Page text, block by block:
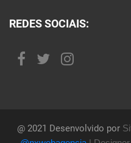
REDES SOCIAIS:
@ 2021 Desenvolvido por